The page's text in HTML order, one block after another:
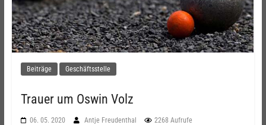
Beiträge Geschäftsstelle
Trauer um Oswin Volz
06. 05. 2020 Antje Freudenthal 2268 Aufrufe